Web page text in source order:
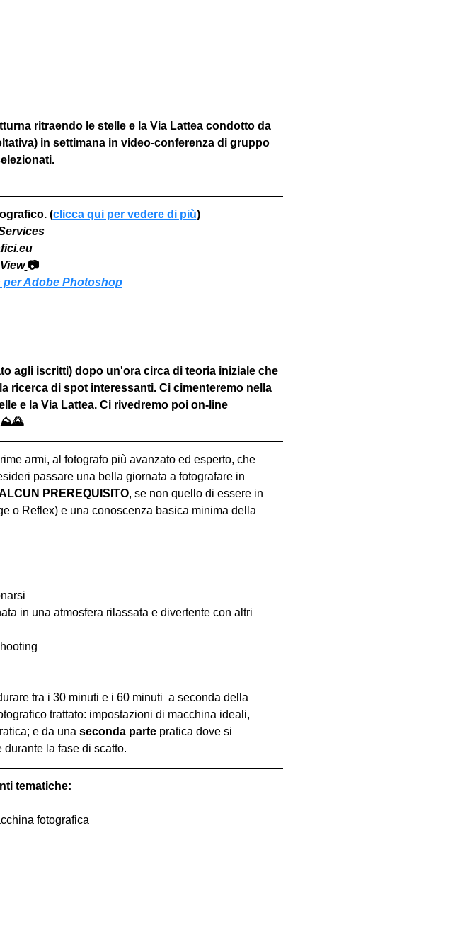
ritraendo le stelle e la Via Lattea condotto da
in settimana in video-conferenza di gruppo
(clicca qui per vedere di più)
📷
Adobe Photoshop
agli iscritti) dopo un'ora circa di teoria iniziale che
ricerca di spot interessanti. Ci cimenteremo nella
e la Via Lattea. Ci rivedremo poi on-line
⛰🌄
armi, al fotografo più avanzato ed esperto, che
passare una bella giornata a fotografare in
PREREQUISITO, se non quello di essere in
o Reflex) e una conoscenza basica minima della
in una atmosfera rilassata e divertente con altri
tra i 30 minuti e i 60 minuti  a seconda della
trattato: impostazioni di macchina ideali,
e da una seconda parte pratica dove si
la fase di scatto.
tematiche:
fotografica